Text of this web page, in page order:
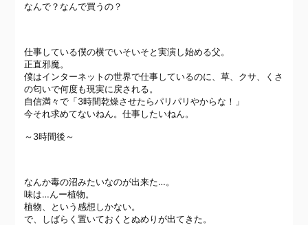
なんで？なんで買うの？
仕事している僕の横でいそいそと実演し始める父。
正直邪魔。
僕はインターネットの世界で仕事しているのに、草、クサ、くさ
の匂いで何度も現実に戻される。
自信満々で「3時間乾燥させたらパリパリやからな！」
今それ求めてないねん。仕事したいねん。
～3時間後～
なんか毒の沼みたいなのが出来た…。
味は…んー植物。
植物、という感想しかない。
で、しばらく置いておくとぬめりが出てきた。